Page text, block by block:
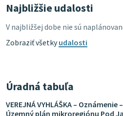
Najbližšie udalosti
V najbližšej dobe nie sú
Zobraziť všetkyudalosti
Úradná tabuľa
VEREJNÁ VYHLÁŠKA –
Územný plán mikroregiónu Pod